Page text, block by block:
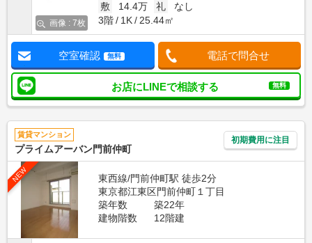
画像 : 7枚
敷
14.4万 礼
なし
3階
1K 25.44㎡
空室確認 無料 電話で問合せ
お店にLINEで相談する 無料
賃貸マンション
プライムアーバン門前仲町
初期費用に注目
NEW
東西線/門前仲町駅 徒歩2分
東京都江東区門前仲町１丁目
築年数
築22年
建物階数
12階建